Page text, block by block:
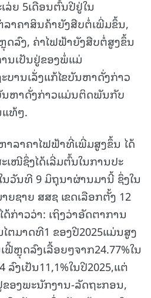
ລ່ຍ 5ເດືອນຕົ້ນປີຢູ່ໃນ
ລາຄາສິນຄ້າຍັງສືບຕໍ່ເພີ່ມຂຶ້ນ,
ລົງ, ຄ່າໄຟຟ້າຍັງສືບຕໍ່ສູງຂຶ້ນ
ນເປັນຢູ່ຂອງພໍ່ແມ່
ບານເລັ່ງແກ້ໄຂບັນຫາດັ່ງກ່າວ
ນຫາດັ່ງກ່າວແມ່ນຕິດພັນກັບ
ແທ້ໆ.
ລາຄາໄຟຟ້າທີ່ເພີ່ມສູງຂຶ້ນ ໄດ້
ໜີຊຶ່ງໄດ້ເລີ່ມຕົ້ນໃນການປະ
ວັນທີ 9 ມິຖຸນາຜ່ານມານີ້ ຊຶ່ງໃນ
ຊາຍ ສສຊ ເຂດເລືອກຕັ້ງ 12
ກ່າວວ່າ: ເຖິງວ່າອັດຕາການ
ໄຕມາດທີ1 ຂອງປີ2025ແມ່ນສູງ
ຟີ້ຫຼຸດລົງເລື້ອຍໆຈາກ24.77%ໃນ
ລົງເປັນ11,1%ໃນປີ2025,ແຕ່
ອງພະນັກງານ-ລັດຖະກອນ,